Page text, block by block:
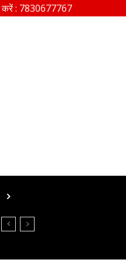
: 7830677767